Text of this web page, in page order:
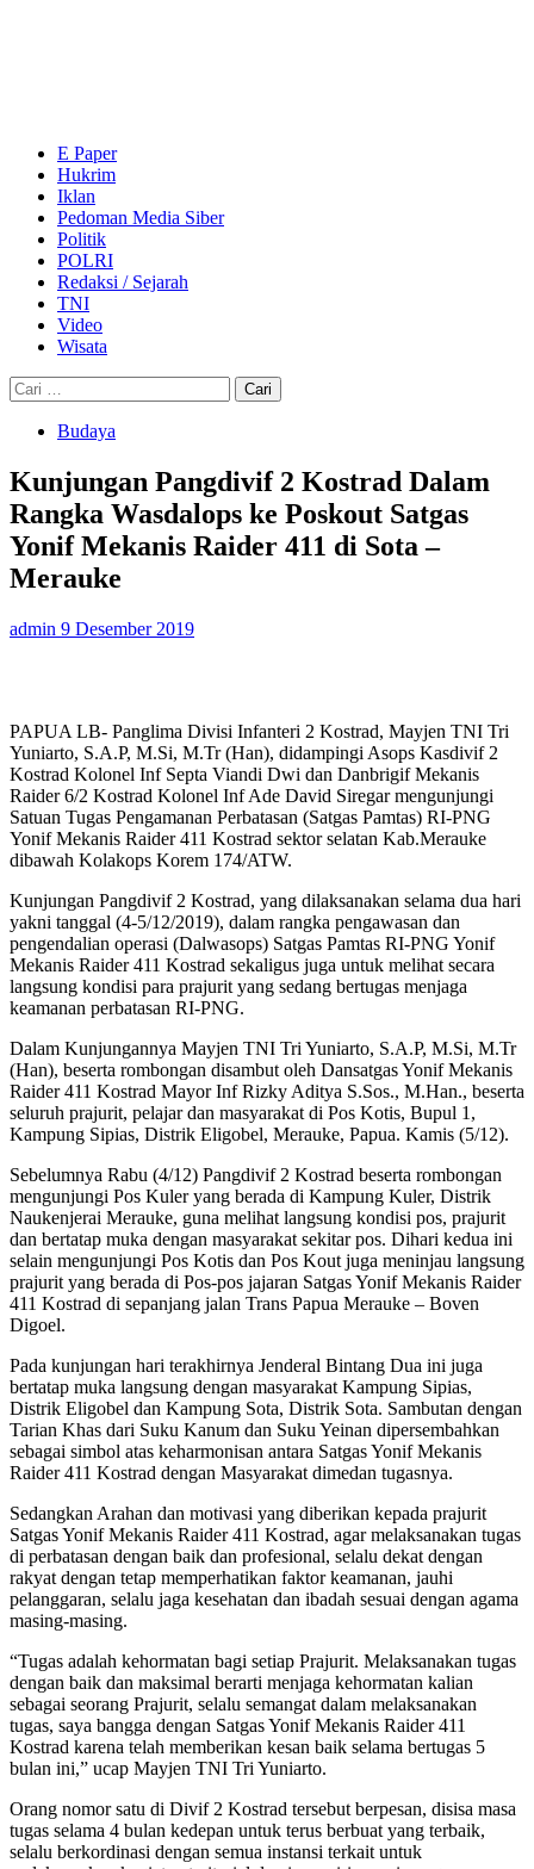
E Paper
Hukrim
Iklan
Pedoman Media Siber
Politik
POLRI
Redaksi / Sejarah
TNI
Video
Wisata
Cari
untuk:
Budaya
Kunjungan Pangdivif 2 Kostrad Dalam
Rangka Wasdalops ke Poskout Satgas
Yonif Mekanis Raider 411 di Sota –
Merauke
admin 9 Desember 2019
PAPUA LB- Panglima Divisi Infanteri 2 Kostrad, Mayjen TNI Tri
Yuniarto, S.A.P, M.Si, M.Tr (Han), didampingi Asops Kasdivif 2
Kostrad Kolonel Inf Septa Viandi Dwi dan Danbrigif Mekanis
Raider 6/2 Kostrad Kolonel Inf Ade David Siregar mengunjungi
Satuan Tugas Pengamanan Perbatasan (Satgas Pamtas) RI-PNG
Yonif Mekanis Raider 411 Kostrad sektor selatan Kab.Merauke
dibawah Kolakops Korem 174/ATW.
Kunjungan Pangdivif 2 Kostrad, yang dilaksanakan selama dua hari
yakni tanggal (4-5/12/2019), dalam rangka pengawasan dan
pengendalian operasi (Dalwasops) Satgas Pamtas RI-PNG Yonif
Mekanis Raider 411 Kostrad sekaligus juga untuk melihat secara
langsung kondisi para prajurit yang sedang bertugas menjaga
keamanan perbatasan RI-PNG.
Dalam Kunjungannya Mayjen TNI Tri Yuniarto, S.A.P, M.Si, M.Tr
(Han), beserta rombongan disambut oleh Dansatgas Yonif Mekanis
Raider 411 Kostrad Mayor Inf Rizky Aditya S.Sos., M.Han., beserta
seluruh prajurit, pelajar dan masyarakat di Pos Kotis, Bupul 1,
Kampung Sipias, Distrik Eligobel, Merauke, Papua. Kamis (5/12).
Sebelumnya Rabu (4/12) Pangdivif 2 Kostrad beserta rombongan
mengunjungi Pos Kuler yang berada di Kampung Kuler, Distrik
Naukenjerai Merauke, guna melihat langsung kondisi pos, prajurit
dan bertatap muka dengan masyarakat sekitar pos. Dihari kedua ini
selain mengunjungi Pos Kotis dan Pos Kout juga meninjau langsung
prajurit yang berada di Pos-pos jajaran Satgas Yonif Mekanis Raider
411 Kostrad di sepanjang jalan Trans Papua Merauke – Boven
Digoel.
Pada kunjungan hari terakhirnya Jenderal Bintang Dua ini juga
bertatap muka langsung dengan masyarakat Kampung Sipias,
Distrik Eligobel dan Kampung Sota, Distrik Sota. Sambutan dengan
Tarian Khas dari Suku Kanum dan Suku Yeinan dipersembahkan
sebagai simbol atas keharmonisan antara Satgas Yonif Mekanis
Raider 411 Kostrad dengan Masyarakat dimedan tugasnya.
Sedangkan Arahan dan motivasi yang diberikan kepada prajurit
Satgas Yonif Mekanis Raider 411 Kostrad, agar melaksanakan tugas
di perbatasan dengan baik dan profesional, selalu dekat dengan
rakyat dengan tetap memperhatikan faktor keamanan, jauhi
pelanggaran, selalu jaga kesehatan dan ibadah sesuai dengan agama
masing-masing.
“Tugas adalah kehormatan bagi setiap Prajurit. Melaksanakan tugas
dengan baik dan maksimal berarti menjaga kehormatan kalian
sebagai seorang Prajurit, selalu semangat dalam melaksanakan
tugas, saya bangga dengan Satgas Yonif Mekanis Raider 411
Kostrad karena telah memberikan kesan baik selama bertugas 5
bulan ini,” ucap Mayjen TNI Tri Yuniarto.
Orang nomor satu di Divif 2 Kostrad tersebut berpesan, disisa masa
tugas selama 4 bulan kedepan untuk terus berbuat yang terbaik,
selalu berkordinasi dengan semua instansi terkait untuk